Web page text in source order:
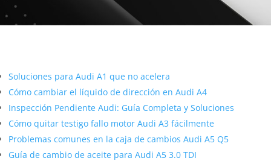
Soluciones para Audi A1 que no acelera
Cómo cambiar el líquido de dirección en Audi A4
Inspección Pendiente Audi: Guía Completa y Soluciones
Cómo quitar testigo fallo motor Audi A3 fácilmente
Problemas comunes en la caja de cambios Audi A5 Q5
Guía de cambio de aceite para Audi A5 3.0 TDI